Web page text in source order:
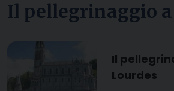
Il pellegrinaggio a
Il
Lourdes